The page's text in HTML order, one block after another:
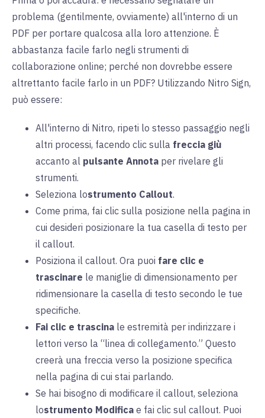
problema (gentilmente, ovviamente) all'interno di un
PDF per portare qualcosa alla loro attenzione. È
abbastanza facile farlo negli strumenti di
collaborazione online; perché non dovrebbe essere
altrettanto facile farlo in un PDF? Utilizzando Nitro Sign,
può essere:
All'interno di Nitro, ripeti lo stesso passaggio negli
altri processi, facendo clic sulla freccia giù
accanto al pulsante Annota per rivelare gli
strumenti.
Seleziona lostrumento Callout.
Come prima, fai clic sulla posizione nella pagina in
cui desideri posizionare la tua casella di testo per
il callout.
Posiziona il callout. Ora puoi fare clic e
trascinare le maniglie di dimensionamento per
ridimensionare la casella di testo secondo le tue
specifiche.
Fai clic e trascina le estremità per indirizzare i
lettori verso la “linea di collegamento.” Questo
creerà una freccia verso la posizione specifica
nella pagina di cui stai parlando.
Se hai bisogno di modificare il callout, seleziona
lostrumento Modifica e fai clic sul callout. Puoi